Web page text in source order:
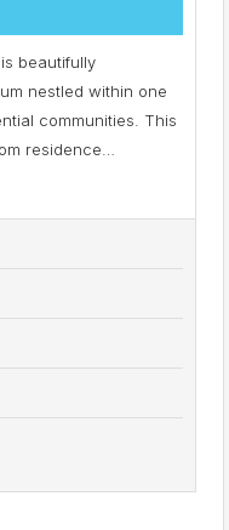
beautifully
nestled within one
communities. This
residence…